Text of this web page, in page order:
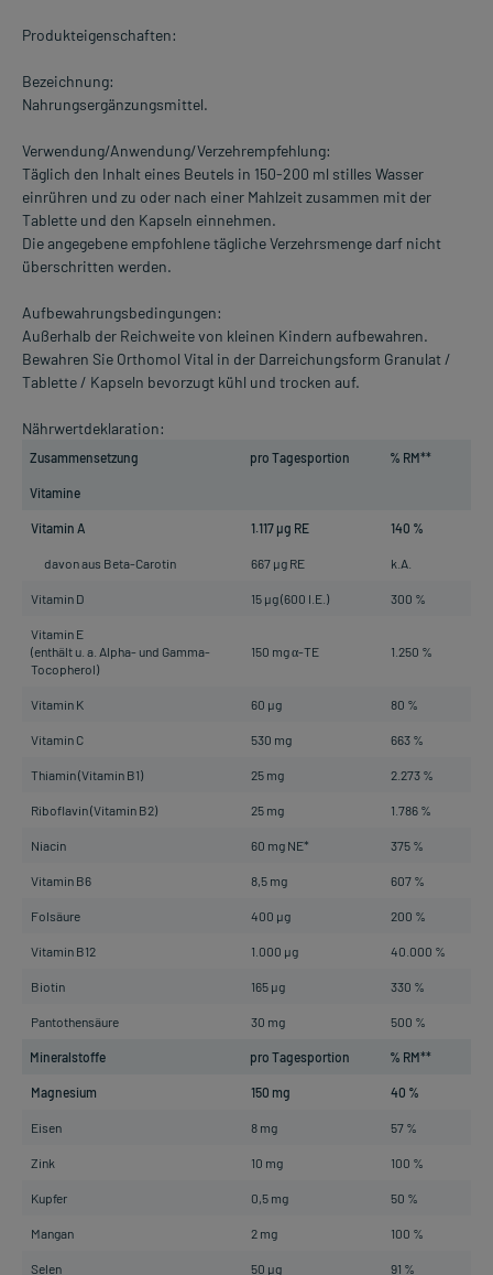
Produkteigenschaften:
Bezeichnung:
Nahrungsergänzungsmittel.
Verwendung/Anwendung/Verzehrempfehlung:
Täglich den Inhalt eines Beutels in 150-200 ml stilles Wasser
einrühren und zu oder nach einer Mahlzeit zusammen mit der
Tablette und den Kapseln einnehmen.
Die angegebene empfohlene tägliche Verzehrsmenge darf nicht
überschritten werden.
Aufbewahrungsbedingungen:
Außerhalb der Reichweite von kleinen Kindern aufbewahren.
Bewahren Sie Orthomol Vital in der Darreichungsform Granulat /
Tablette / Kapseln bevorzugt kühl und trocken auf.
Nährwertdeklaration:
Zusammensetzung pro Tagesportion % RM**
Vitamine
Vitamin A 1.117 µg RE 140 %
davon aus Beta-Carotin 667 µg RE k.A.
Vitamin D 15 µg (600 I.E.) 300 %
Vitamin E
(enthält u. a. Alpha- und Gamma-
Tocopherol)
150 mg α-TE 1.250 %
Vitamin K 60 µg 80 %
Vitamin C 530 mg 663 %
Thiamin (Vitamin B1) 25 mg 2.273 %
Riboflavin (Vitamin B2) 25 mg 1.786 %
Niacin 60 mg NE* 375 %
Vitamin B6 8,5 mg 607 %
Folsäure 400 µg 200 %
Vitamin B12 1.000 µg 40.000 %
Biotin 165 µg 330 %
Pantothensäure 30 mg 500 %
Mineralstoffe pro Tagesportion % RM**
Magnesium 150 mg 40 %
Eisen 8 mg 57 %
Zink 10 mg 100 %
Kupfer 0,5 mg 50 %
Mangan 2 mg 100 %
Selen 50 µg 91 %